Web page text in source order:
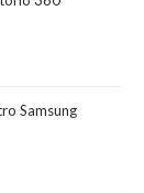
Samsung